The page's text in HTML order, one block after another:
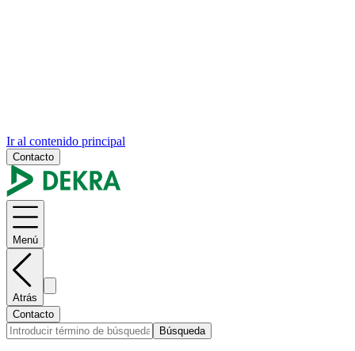
Ir al contenido principal
Contacto
Menú
Atrás
Contacto
Búsqueda